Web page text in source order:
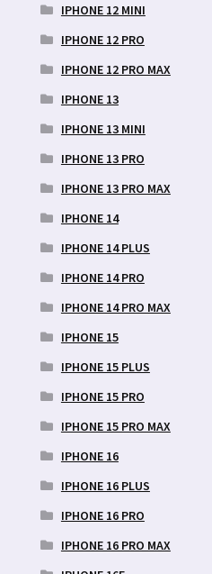
IPHONE 12 MINI
IPHONE 12 PRO
IPHONE 12 PRO MAX
IPHONE 13
IPHONE 13 MINI
IPHONE 13 PRO
IPHONE 13 PRO MAX
IPHONE 14
IPHONE 14 PLUS
IPHONE 14 PRO
IPHONE 14 PRO MAX
IPHONE 15
IPHONE 15 PLUS
IPHONE 15 PRO
IPHONE 15 PRO MAX
IPHONE 16
IPHONE 16 PLUS
IPHONE 16 PRO
IPHONE 16 PRO MAX